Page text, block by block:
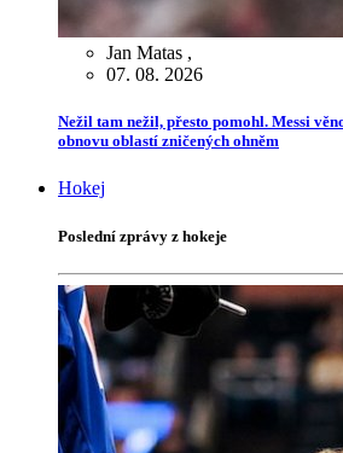
Jan Matas ,
07. 08. 2026
Nežil tam nežil, přesto pomohl. Messi
obnovu oblastí zničených ohněm
Hokej
Poslední zprávy z hokeje